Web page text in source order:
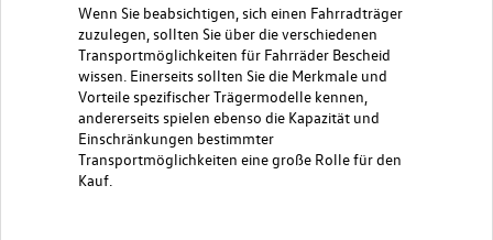
Wenn Sie beabsichtigen, sich einen Fahrradträger
zuzulegen, sollten Sie über die verschiedenen
Transportmöglichkeiten für Fahrräder Bescheid
wissen. Einerseits sollten Sie die Merkmale und
Vorteile spezifischer Trägermodelle kennen,
andererseits spielen ebenso die Kapazität und
Einschränkungen bestimmter
Transportmöglichkeiten eine große Rolle für den
Kauf.